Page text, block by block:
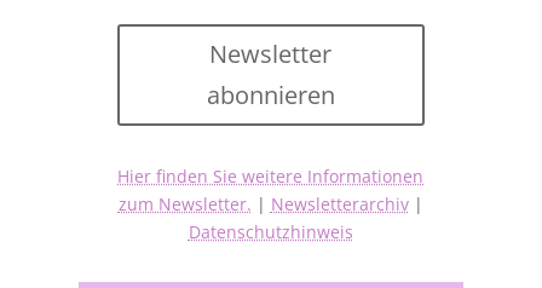
Newsletter
abonnieren
Hier finden Sie weitere Informationen
zum Newsletter. | Newsletterarchiv|
Datenschutzhinweis